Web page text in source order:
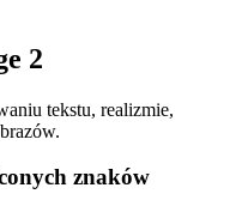
2
tekstu, realizmie,
znaków